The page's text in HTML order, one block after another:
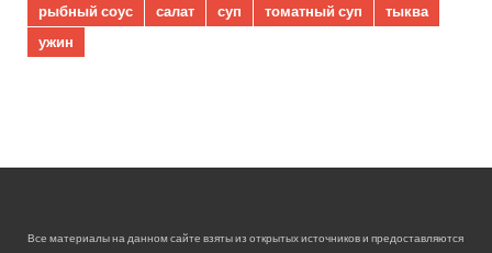
рыбный соус
салат суп томатный суп
тыква
ужин
Все материалы на данном сайте взяты из открытых источников и предоставляются